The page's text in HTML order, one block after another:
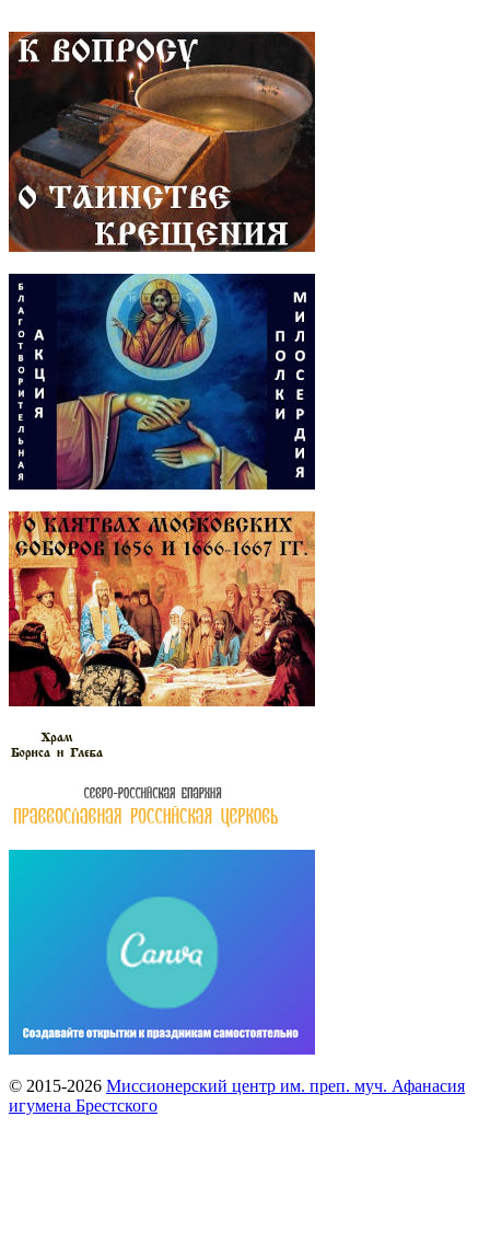
© 2015-2026 Миссионерский центр им. преп. муч. Афанасия
игумена Брестского